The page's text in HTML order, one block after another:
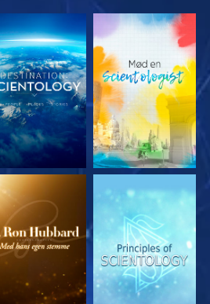
SERIEN UDFORSK SERIEN